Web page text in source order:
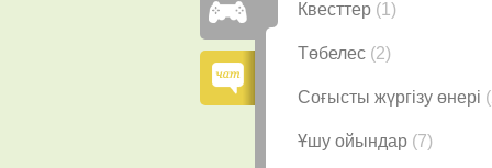
Квесттер (1)
Төбелес (2)
Соғысты жүргізу өнері
Ұшу ойындар (7)